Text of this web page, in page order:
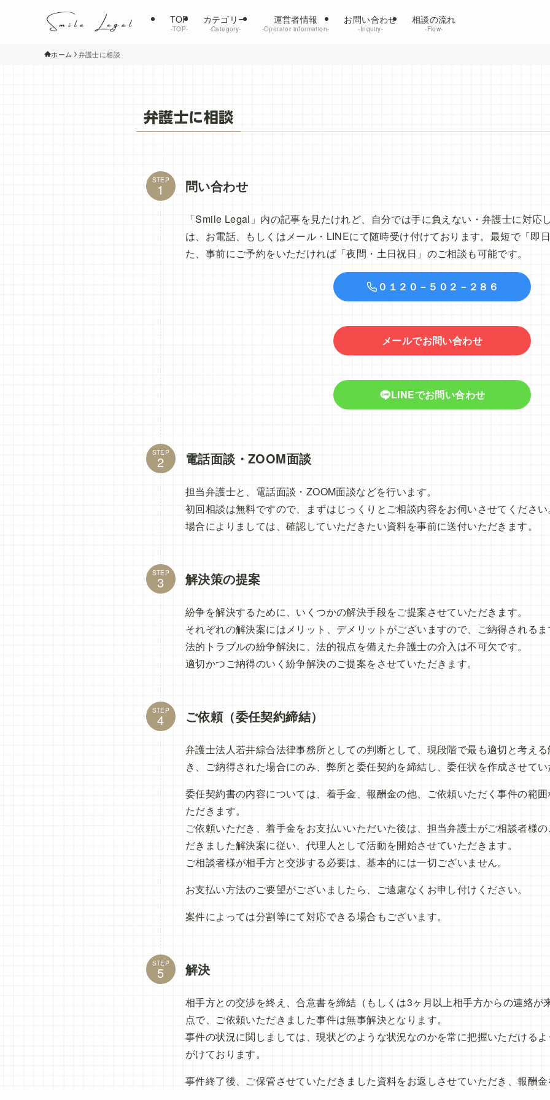
TOP
‐TOP‐
カテゴリー
‐Category‐
運営者情報
‐Operator information‐
お問い合わせ
‐Inquiry‐
相談の流れ
‐Flow‐
ホーム 弁護士に相談
弁護士に相談
STEP 問い合わせ
「Smile Legal」内の記事を見たけれど、自分では手に負えない・弁護士に対応
は、お電話、もしくはメール・LINEにて随時受け付けております。最短で「即
た、事前にご予約をいただければ「夜間・土日祝日」のご相談も可能です。
０１２０－５０２－２８６
メールでお問い合わせ
LINEでお問い合わせ
STEP 電話面談・ZOOM面談
担当弁護士と、電話面談・ZOOM面談などを行います。
初回相談は無料ですので、まずはじっくりとご相談内容をお伺いさせてくださ
場合によりましては、確認していただきたい資料を事前に送付いただきます。
STEP 解決策の提案
紛争を解決するために、いくつかの解決手段をご提案させていただきます。
それぞれの解決案にはメリット、デメリットがございますので、ご納得される
法的トラブルの紛争解決に、法的視点を備えた弁護士の介入は不可欠です。
適切かつご納得のいく紛争解決のご提案をさせていただきます。
STEP ご依頼（委任契約締結）
弁護士法人若井綜合法律事務所としての判断として、現段階で最も適切と考え
き、ご納得された場合にのみ、弊所と委任契約を締結し、委任状を作成させて
委任契約書の内容については、着手金、報酬金の他、ご依頼いただく事件の範
ただきます。
ご依頼いただき、着手金をお支払いいただいた後は、担当弁護士がご相談者様
だきました解決案に従い、代理人として活動を開始させていただきます。
ご相談者様が相手方と交渉する必要は、基本的には一切ございません。
お支払い方法のご要望がございましたら、ご遠慮なくお申し付けください。
案件によっては分割等にて対応できる場合もございます。
STEP 解決
相手方との交渉を終え、合意書を締結（もしくは3ヶ月以上相手方からの連絡が
点で、ご依頼いただきました事件は無事解決となります。
事件の状況に関しましては、現状どのような状況なのかを常に把握いただける
がけております。
事件終了後、ご保管させていただきました資料をお返しさせていただき、報酬